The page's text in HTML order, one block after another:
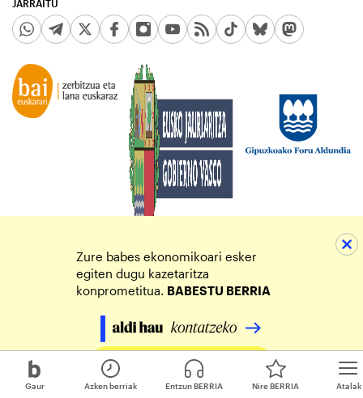
Gaur Atalak
Azken berriak Entzun BERRIA Nire BERRIA
JARRAITU
Zure babes ekonomikoari esker
egiten dugu kazetaritza
konprometitua. BABESTU BERRIA
Egin zure ekarpena